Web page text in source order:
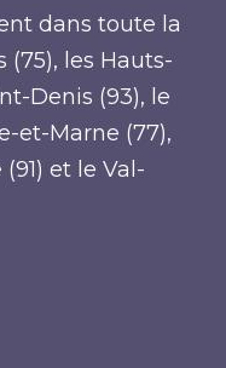
dans toute la
(75), les Hauts-
Denis (93), le
et-Marne (77),
(91) et le Val-